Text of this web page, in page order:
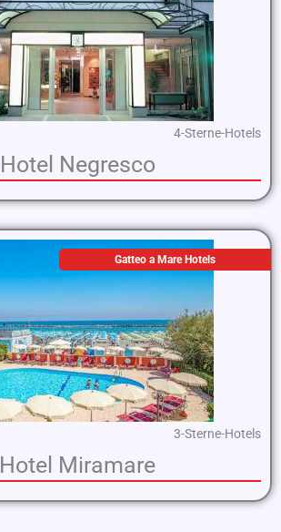
4-Sterne-Hotels
Hotel Negresco
Gatteo a Mare Hotels
3-Sterne-Hotels
Hotel Miramare